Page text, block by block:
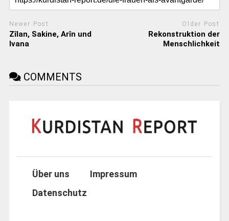
Newer Post
Zîlan, Sakine, Arîn und
Ivana
Older Post
Rekonstruktion der
Menschlichkeit
COMMENTS
Über uns
Impressum
Datenschutz